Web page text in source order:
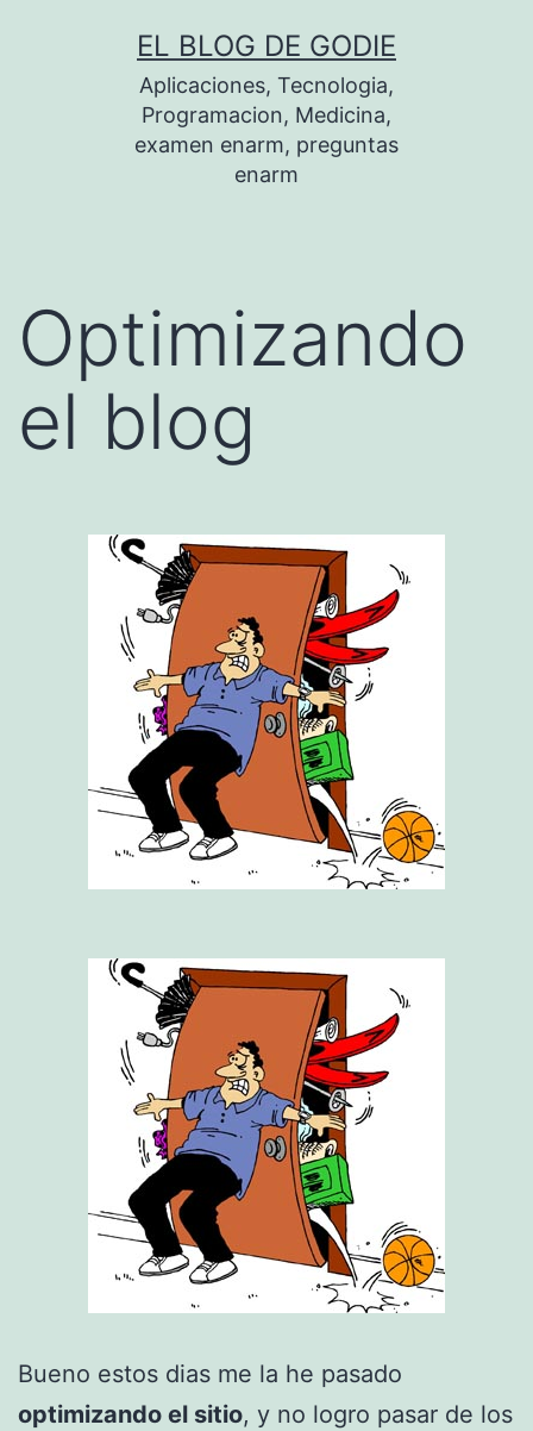
EL BLOG DE GODIE
Aplicaciones, Tecnologia,
Programacion, Medicina,
examen enarm, preguntas
enarm
Optimizando
el blog
Bueno estos dias me la he pasado
optimizando el sitio, y no logro pasar de los